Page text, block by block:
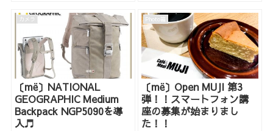
カメラ
〔më〕NATIONAL
GEOGRAPHIC Medium
Backpack NGP5090を導
入♬
Photo箱
〔më〕Open MUJI 第3
弾！！スマートフォン講
座の募集が始まりまし
た！！